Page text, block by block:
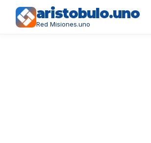
aristobulo.uno
Red Misiones.uno